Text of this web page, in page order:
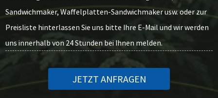
Sandwichmaker, Waffelplatten-Sandwichmaker usw. oder zur
Preisliste hinterlassen Sie uns bitte Ihre E-Mail und wir werden
uns innerhalb von 24 Stunden bei Ihnen melden.
JETZT ANFRAGEN